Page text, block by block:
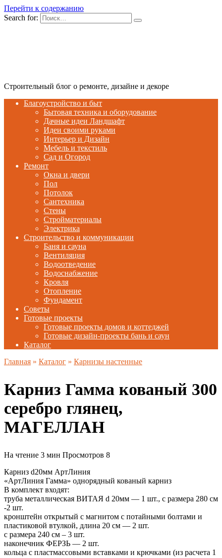
Перейти к содержанию
Search for:
Строительный блог о ремонте, дизайне и декоре
Благоустройство и быт
Бытовая техника и оборудование
Дачные идеи Ландшафт
Идеи своими руками
Интерьер и Дизайн
Мебель и текстиль
Сад и Огород
Ремонт
Окна и двери
Пол
Потолок
Сантехника
Стены
Стройматериалы
Электрика
Строительство и коммуникации
Баня и сауна
Вентиляция
Водоотведение
Водоснабжение
Кровля
Отопление
Фундамент
Советы
Готовые проекты
Готовые проекты домов и коттеджей
Готовые дизайн-проекты бань и саун
Каталог
Главная » Каталог » Карнизы настенные
Карниз Гамма кованый 300
серебро глянец,
МАГЕЛЛАН
На чтение 3 мин Просмотров 8
Карниз d20мм АртЛиния
«АртЛиния Гамма» однорядный кованый карниз
В комплект входят:
труба металлическая ВИТАЯ d 20мм — 1 шт., с размера 280 см
-2 шт.
кронштейн открытый с магнитом с потайными болтами и
пластиковой втулкой, длина 20 см — 2 шт.
с размера 240 см – 3 шт.
наконечник ФЕРЗЬ — 2 шт.
кольца с пластмассовыми вставками и крючками (из расчета 1